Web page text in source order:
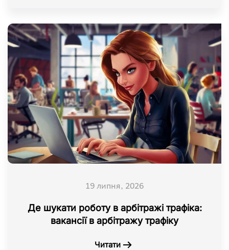
19 липня, 2026
Де шукати роботу в арбітражі трафіка:
вакансії в арбітражу трафіку
Читати